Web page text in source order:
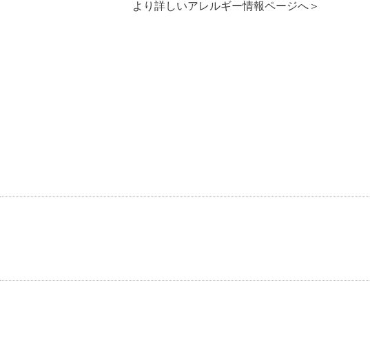
より詳しいアレルギー情報ページへ＞